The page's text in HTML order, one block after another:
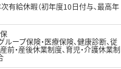
有給休暇（初年度10日付与、最高年
ループ保険・医療保険、健康診断、従
前・産後休業制度、育児・介護休業制